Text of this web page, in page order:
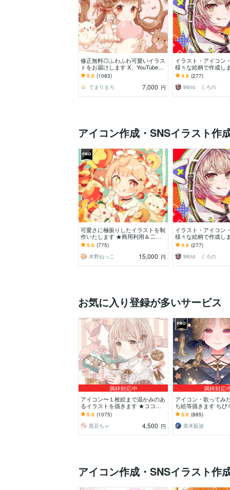
修正無料◎ふわふわ可愛いイラス
トをお届けします X、YouTube、
グッズなど様々な用途で使用可能
です◎
5.0 (1083)
てまりまろ
7,000 円
イラスト・アイコン
様々な絵柄で作成し
可！似顔絵・ブログ
動画配信サムネ等用
4.9 (277)
96no くろの
アイコン作成・SNSイラスト作
可愛さに極振りしたイラストを制
作いたします ★商用利用＆二次
利用込み！ミニキャラは小物２点
まで無料！★
5.0 (775)
木野ねっこ
15,000 円
イラスト・アイコン
様々な絵柄で作成し
可！似顔絵・ブログ
動画配信サムネ等用
4.9 (277)
96no くろの
お気に入り登録が多いサービス
満枠対応中
アイコン〜１枚絵まで温かみのあ
るイラストを描きます ★ココナ
ラ自体が初めての方も、お気軽に
ご相談ください♪★
5.0 (1075)
黒豆ちゃ
4,500 円
満枠対応
アイコン・歌ってみ
ち絵等描きます ちび
信用イラスト等、幅
います！
5.0 (885)
茶木藍波
アイコン作成・SNSイラスト作